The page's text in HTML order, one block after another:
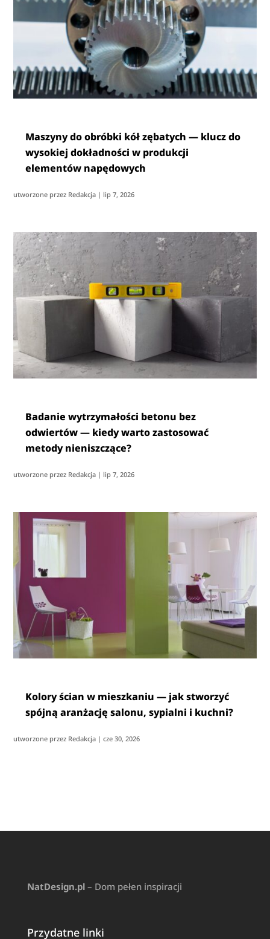
Maszyny do obróbki kół zębatych — klucz do
wysokiej dokładności w produkcji
elementów napędowych
utworzone przez Redakcja | lip 7, 2026
Badanie wytrzymałości betonu bez
odwiertów — kiedy warto zastosować
metody nieniszczące?
utworzone przez Redakcja | lip 7, 2026
Kolory ścian w mieszkaniu — jak stworzyć
spójną aranżację salonu, sypialni i kuchni?
utworzone przez Redakcja |cze 30, 2026
NatDesign.pl– Dom pełen inspiracji
Przydatne linki